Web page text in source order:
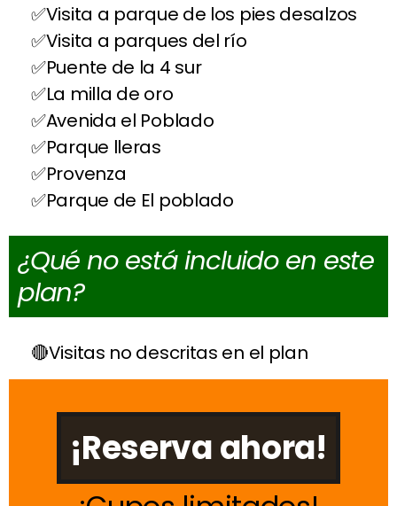
Visita a parque de los pies desalzos
Visita a parques del río
Puente de la 4 sur
La milla de oro
Avenida el Poblado
Parque lleras
Provenza
Parque de El poblado
¿Qué no está incluido en este
plan?
Visitas no descritas en el plan
¡Reserva ahora!